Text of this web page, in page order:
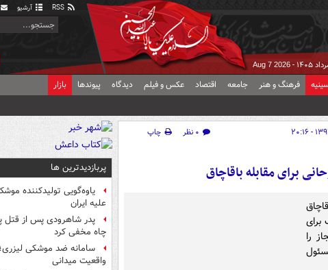
آرشیو
Aug 7 2026
فرهنگ و هنر جامعه اقتصاد عکس و فیلم دیدگاه پیوندها بازار
۰ نظر
چاپ
برای مقابله باقاچاق
برای
را
پربازدیدترین ها
یاوه‌گویی تولیدکننده
علیه ایران
پدر شاهرودی پس از قتل
چاه مخفی کرد
سامانه ضد موشکی
واقعیت میدانی